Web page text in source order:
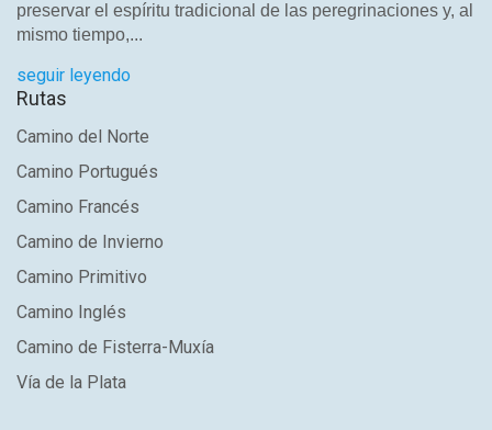
preservar el espíritu tradicional de las peregrinaciones y, al
mismo tiempo,...
seguir leyendo
Rutas
Camino del Norte
Camino Portugués
Camino Francés
Camino de Invierno
Camino Primitivo
Camino Inglés
Camino de Fisterra-Muxía
Vía de la Plata